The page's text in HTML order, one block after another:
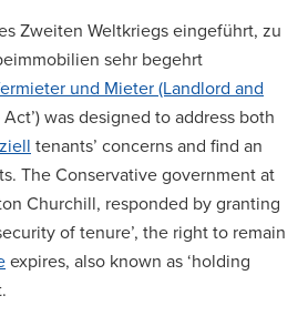
Zweiten Weltkriegs eingeführt, zu
sehr begehrt
und Mieter (Landlord and
Act’) was designed to address both
tenants’ concerns and find an
The Conservative government at
Churchill, responded by granting
of tenure’, the right to remain
expires, also known as ‘holding